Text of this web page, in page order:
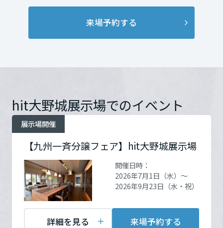
住まいの売却
これから住まいをご検討の方
多彩な動画やこだわりが詰まった建築実例、注目の最新情報など、住
まいづくりを楽しく学べるデジタルラウンジです。
ホームラウンジ 新築・戸建て
医療・介護・子育て・障がい福祉施設
土地活用の基礎から長期安定経営を目指すオーナー様まで、賃貸経営
ホームラウンジ 土地活用・賃貸経営
ームの具体策とアイデアを豊富にご用意しています。
ホームラウンジ リフォーム
すべてのフィールドに新しい価値をデザインし、持続可能な未来志向
のまちづくりを実現していきます。
ミサワゼネラルソリューション
ご相談窓口
お客様センター
ミサワホームオーナーさま・リフォーム工事ご契約者さまとミサワホ
ームを結ぶコミュニケーションサイト。お得・便利・安心なコンテン
ツや、ミサワホームからの大切なお知らせなど配信しています。
ミサワオーナーズクラブ
IR情報
SDGs
新卒者採用
中途採用
障がい者採用
ウエルネス事業
来場予約する
hit大野城展示場でのイベント
【九州一斉分譲フェア】hit大野城展示場
展示場開催
開催日時：
2026年7月1日（水）～
2026年9月23日（水・祝）
詳細を見る 来場予約する
福島県
関東
茨城県
栃木県
群馬県
埼玉県
詳細を見る
年9月23日（水・祝）
開催場所 hit大野城展示場 詳細を見
る
住所
福岡県大野城市南大利1丁目
1番1号Google Map
お問い合
わせ
電話：
営業時間：10:00～17:00
担当者：栗田 威史